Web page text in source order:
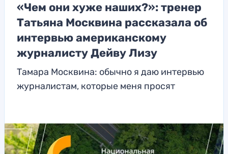
«Чем они хуже наших?»: тренер
Татьяна Москвина рассказала об
интервью американскому
журналисту Дейву Лизу
Тамара Москвина: обычно я даю интервью
журналистам, которые меня просят